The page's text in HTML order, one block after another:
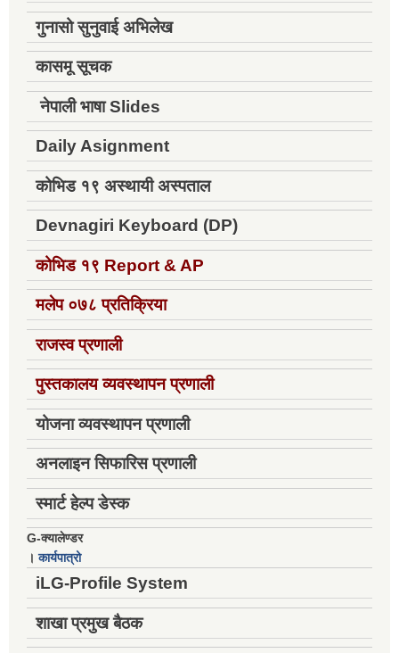
गुनासो सुनुवाई अभिलेख
कासमू सूचक
नेपाली भाषा Slides
Daily Asignment
कोभिड १९ अस्थायी अस्पताल
Devnagiri Keyboard (DP)
कोभिड १९ Report & AP
मलेप ०७८ प्रतिक्रिया
राजस्व प्रणाली
पुस्तकालय व्यवस्थापन प्रणाली
योजना व्यवस्थापन प्रणाली
अनलाइन सिफारिस प्रणाली
स्मार्ट हेल्प डेस्क
G-क्यालेण्डर
।कार्यपात्रो
iLG-Profile System
शाखा प्रमुख बैठक